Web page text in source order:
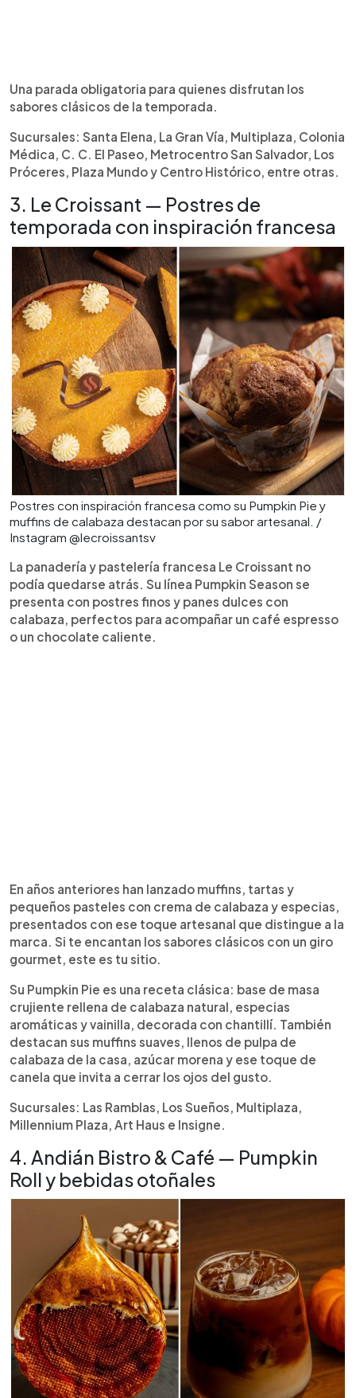
Una parada obligatoria para quienes disfrutan los
sabores clásicos de la temporada.
Sucursales: Santa Elena, La Gran Vía, Multiplaza, Colonia
Médica, C. C. El Paseo, Metrocentro San Salvador, Los
Próceres, Plaza Mundo y Centro Histórico, entre otras.
3. Le Croissant — Postres de
temporada con inspiración francesa
Postres con inspiración francesa como su Pumpkin Pie y
muffins de calabaza destacan por su sabor artesanal. /
Instagram @lecroissantsv
La panadería y pastelería francesa Le Croissant no
podía quedarse atrás. Su línea Pumpkin Season se
presenta con postres finos y panes dulces con
calabaza, perfectos para acompañar un café espresso
o un chocolate caliente.
En años anteriores han lanzado muffins, tartas y
pequeños pasteles con crema de calabaza y especias,
presentados con ese toque artesanal que distingue a la
marca. Si te encantan los sabores clásicos con un giro
gourmet, este es tu sitio.
Su Pumpkin Pie es una receta clásica: base de masa
crujiente rellena de calabaza natural, especias
aromáticas y vainilla, decorada con chantillí. También
destacan sus muffins suaves, llenos de pulpa de
calabaza de la casa, azúcar morena y ese toque de
canela que invita a cerrar los ojos del gusto.
Sucursales: Las Ramblas, Los Sueños, Multiplaza,
Millennium Plaza, Art Haus e Insigne.
4. Andián Bistro & Café — Pumpkin
Roll y bebidas otoñales